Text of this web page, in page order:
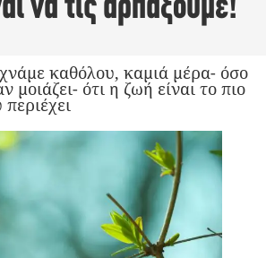
να τις αρπάξουμε!
καθόλου, καμιά μέρα- όσο
μοιάζει- ότι η ζωή είναι το πιο